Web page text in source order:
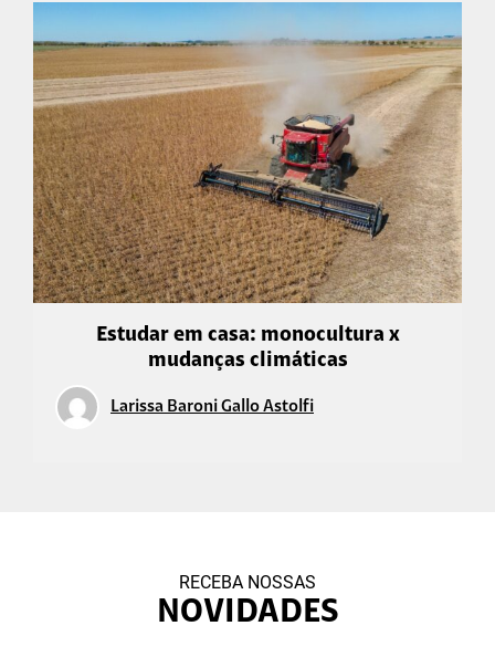
Estudar em casa: monocultura x
mudanças climáticas
Larissa Baroni Gallo Astolfi
RECEBA NOSSAS
NOVIDADES